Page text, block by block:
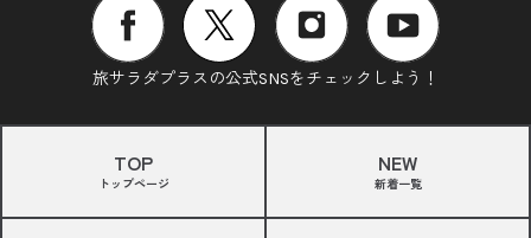
旅サラダプラスの公式SNSをチェックしよう！
TOP
トップページ
NEW
新着一覧